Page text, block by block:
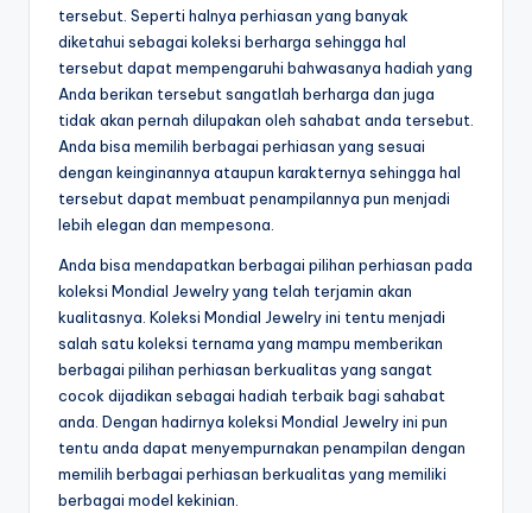
tersebut. Seperti halnya perhiasan yang banyak
diketahui sebagai koleksi berharga sehingga hal
tersebut dapat mempengaruhi bahwasanya hadiah yang
Anda berikan tersebut sangatlah berharga dan juga
tidak akan pernah dilupakan oleh sahabat anda tersebut.
Anda bisa memilih berbagai perhiasan yang sesuai
dengan keinginannya ataupun karakternya sehingga hal
tersebut dapat membuat penampilannya pun menjadi
lebih elegan dan mempesona.
Anda bisa mendapatkan berbagai pilihan perhiasan pada
koleksi Mondial Jewelry yang telah terjamin akan
kualitasnya. Koleksi Mondial Jewelry ini tentu menjadi
salah satu koleksi ternama yang mampu memberikan
berbagai pilihan perhiasan berkualitas yang sangat
cocok dijadikan sebagai hadiah terbaik bagi sahabat
anda. Dengan hadirnya koleksi Mondial Jewelry ini pun
tentu anda dapat menyempurnakan penampilan dengan
memilih berbagai perhiasan berkualitas yang memiliki
berbagai model kekinian.